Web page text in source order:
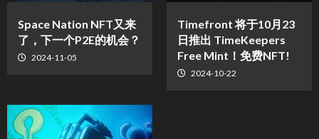
Space Nation NFT又来
了，下一个P2E的机会？
2024-11-05
Timefront 将于10月23
日推出 TimeKeepers
Free Mint！免费NFT!
2024-10-22